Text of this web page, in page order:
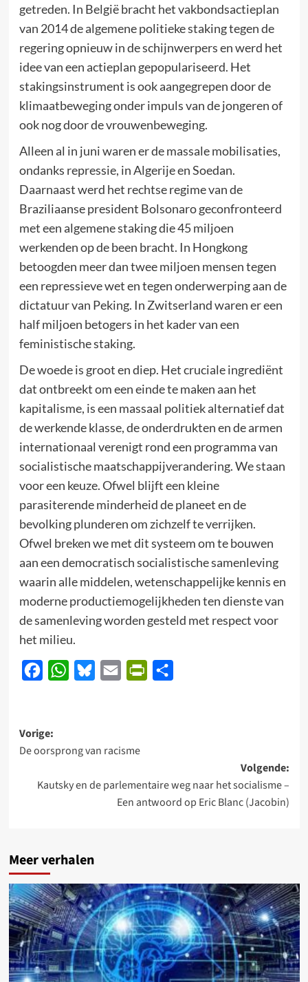
getreden. In België bracht het vakbondsactieplan
van 2014 de algemene politieke staking tegen de
regering opnieuw in de schijnwerpers en werd het
idee van een actieplan gepopulariseerd. Het
stakingsinstrument is ook aangegrepen door de
klimaatbeweging onder impuls van de jongeren of
ook nog door de vrouwenbeweging.
Alleen al in juni waren er de massale mobilisaties,
ondanks repressie, in Algerije en Soedan.
Daarnaast werd het rechtse regime van de
Braziliaanse president Bolsonaro geconfronteerd
met een algemene staking die 45 miljoen
werkenden op de been bracht. In Hongkong
betoogden meer dan twee miljoen mensen tegen
een repressieve wet en tegen onderwerping aan de
dictatuur van Peking. In Zwitserland waren er een
half miljoen betogers in het kader van een
feministische staking.
De woede is groot en diep. Het cruciale ingrediënt
dat ontbreekt om een einde te maken aan het
kapitalisme, is een massaal politiek alternatief dat
de werkende klasse, de onderdrukten en de armen
internationaal verenigt rond een programma van
socialistische maatschappijverandering. We staan
voor een keuze. Ofwel blijft een kleine
parasiterende minderheid de planeet en de
bevolking plunderen om zichzelf te verrijken.
Ofwel breken we met dit systeem om te bouwen
aan een democratisch socialistische samenleving
waarin alle middelen, wetenschappelijke kennis en
moderne productiemogelijkheden ten dienste van
de samenleving worden gesteld met respect voor
het milieu.
FacebookWhatsApp
BlueskyEmail PrintFriendly
Bericht
navigatie
Vorige:
De oorsprong van racisme
Volgende:
Kautsky en de parlementaire weg naar het socialisme –
Een antwoord op Eric Blanc (Jacobin)
Meer verhalen